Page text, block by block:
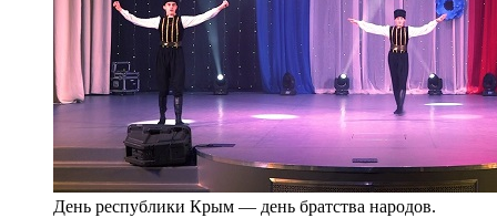
День республики Крым — день братства народов.